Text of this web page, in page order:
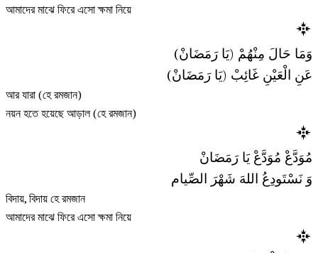
আমাদের মাঝে ফিরে এসো ক্ষমা নিয়ে
وَمَا حَالَ مِنْهُمْ (يَا رَمَضَانْ)
عَنِ الْعَيْنِ غَائِبْ (يَا رَمَضَانْ)
আর যারা (হে রমজান)
নয়ন হতে হয়েছে আড়াল (হে রমজান)
مُوَدَّعْ مُوَدَّعْ يَا رَمَضَانْ
وَ نَسْتَودِعُ اللهَ شَهْرَ الصِّيام
বিদায়, বিদায় হে রমজান
আমাদের মাঝে ফিরে এসো ক্ষমা নিয়ে